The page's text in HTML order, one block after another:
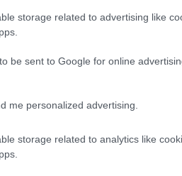
storage related to advertising like
be sent to Google for online
me personalized advertising.
storage related to analytics like
l’intero ensemble
completavano
È il momento di